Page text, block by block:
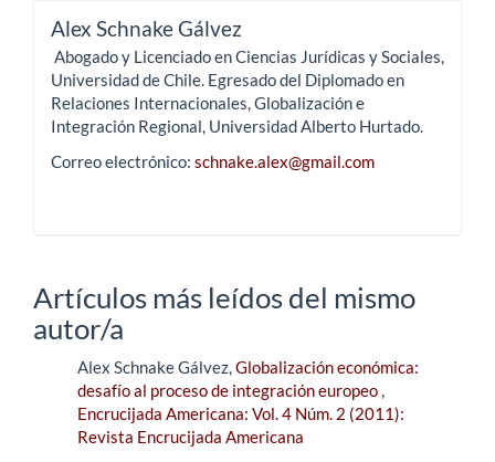
Alex Schnake Gálvez
Abogado y Licenciado en Ciencias Jurídicas y Sociales,
Universidad de Chile. Egresado del Diplomado en
Relaciones Internacionales, Globalización e
Integración Regional, Universidad Alberto Hurtado.
Correo electrónico: schnake.alex@gmail.com
Artículos más leídos del mismo
autor/a
Alex Schnake Gálvez,Globalización económica:
desafío al proceso de integración europeo,
Encrucijada Americana: Vol. 4 Núm. 2 (2011):
Revista Encrucijada Americana